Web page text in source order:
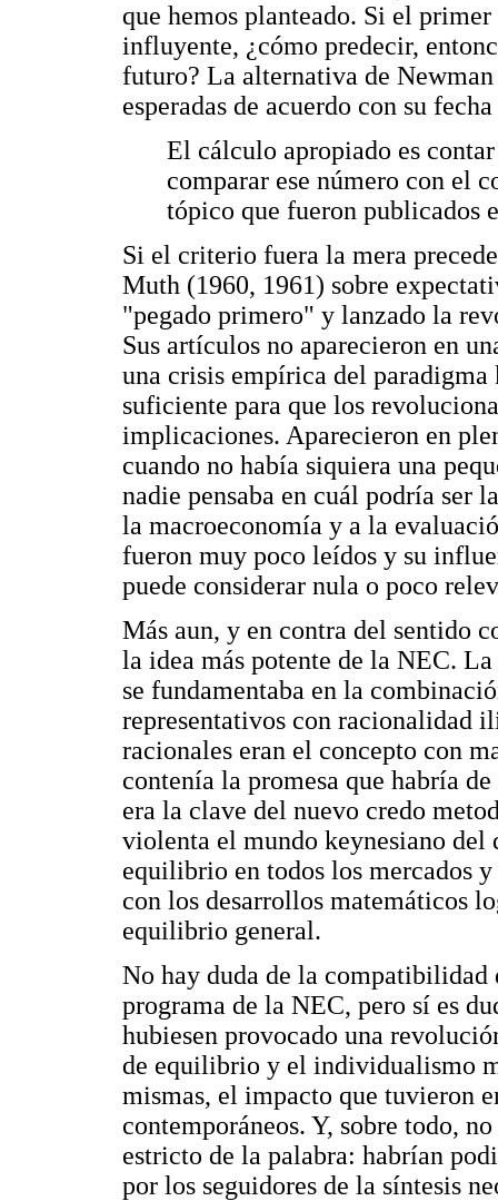
que hemos planteado. Si el
influyente, ¿cómo predecir,
futuro? La alternativa de
esperadas de acuerdo con su
El cálculo apropiado es
comparar ese número con el
tópico que fueron publicados
Si el criterio fuera la mera
Muth (1960, 1961) sobre
"pegado primero" y lanzado la
Sus artículos no aparecieron en
una crisis empírica del
suficiente para que los
implicaciones. Aparecieron en
cuando no había siquiera una
nadie pensaba en cuál podría ser
la macroeconomía y a la
fueron muy poco leídos y su
puede considerar nula o poco
Más aun, y en contra del sentido
la idea más potente de la NEC.
se fundamentaba en la
representativos con racionalidad
racionales eran el concepto con
contenía la promesa que habría
era la clave del nuevo credo
violenta el mundo keynesiano del
equilibrio en todos los mercados
con los desarrollos matemáticos
equilibrio general.
No hay duda de la compatibilidad
programa de la NEC, pero sí es
hubiesen provocado una
de equilibrio y el individualismo
mismas, el impacto que tuvieron
contemporáneos. Y, sobre todo,
estricto de la palabra: habrían
por los seguidores de la síntesis